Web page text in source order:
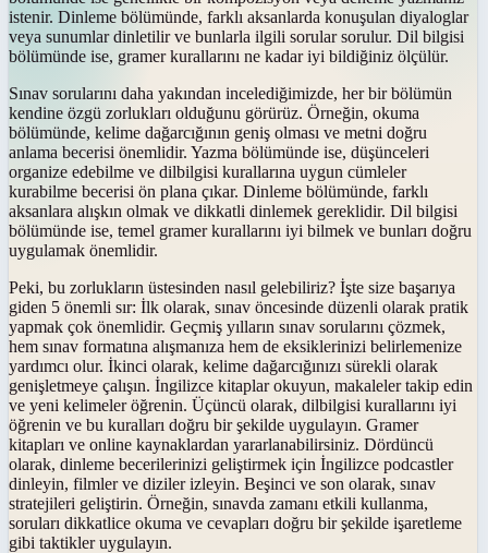
istenir. Dinleme bölümünde, farklı aksanlarda konuşulan diyaloglar
veya sunumlar dinletilir ve bunlarla ilgili sorular sorulur. Dil bilgisi
bölümünde ise, gramer kurallarını ne kadar iyi bildiğiniz ölçülür.
Sınav sorularını daha yakından incelediğimizde, her bir bölümün
kendine özgü zorlukları olduğunu görürüz. Örneğin, okuma
bölümünde, kelime dağarcığının geniş olması ve metni doğru
anlama becerisi önemlidir. Yazma bölümünde ise, düşünceleri
organize edebilme ve dilbilgisi kurallarına uygun cümleler
kurabilme becerisi ön plana çıkar. Dinleme bölümünde, farklı
aksanlara alışkın olmak ve dikkatli dinlemek gereklidir. Dil bilgisi
bölümünde ise, temel gramer kurallarını iyi bilmek ve bunları doğru
uygulamak önemlidir.
Peki, bu zorlukların üstesinden nasıl gelebiliriz? İşte size başarıya
giden 5 önemli sır: İlk olarak, sınav öncesinde düzenli olarak pratik
yapmak çok önemlidir. Geçmiş yılların sınav sorularını çözmek,
hem sınav formatına alışmanıza hem de eksiklerinizi belirlemenize
yardımcı olur. İkinci olarak, kelime dağarcığınızı sürekli olarak
genişletmeye çalışın. İngilizce kitaplar okuyun, makaleler takip edin
ve yeni kelimeler öğrenin. Üçüncü olarak, dilbilgisi kurallarını iyi
öğrenin ve bu kuralları doğru bir şekilde uygulayın. Gramer
kitapları ve online kaynaklardan yararlanabilirsiniz. Dördüncü
olarak, dinleme becerilerinizi geliştirmek için İngilizce podcastler
dinleyin, filmler ve diziler izleyin. Beşinci ve son olarak, sınav
stratejileri geliştirin. Örneğin, sınavda zamanı etkili kullanma,
soruları dikkatlice okuma ve cevapları doğru bir şekilde işaretleme
gibi taktikler uygulayın.